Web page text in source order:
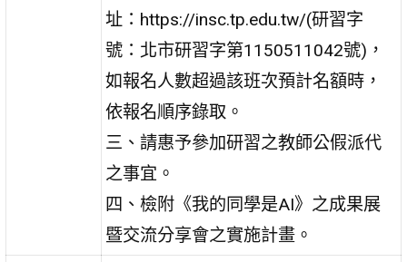
址：https://insc.tp.edu.tw/(研習字
號：北市研習字第1150511042號)，
如報名人數超過該班次預計名額時，
依報名順序錄取。
三、請惠予參加研習之教師公假派代
之事宜。
四、檢附《我的同學是AI》之成果展
暨交流分享會之實施計畫。